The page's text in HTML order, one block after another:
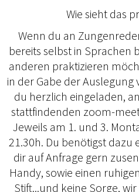
Wie sieht das
Wenn du an
bereits selbst in Sprachen
anderen praktizieren
in der Gabe der
du herzlich eingeladen,
stattfindenden zoom-
Jeweils am 1. und 3.
21.30h. Du benötigst dazu
dir auf Anfrage gern
Handy, sowie einen
Stift...und keine Sorge,